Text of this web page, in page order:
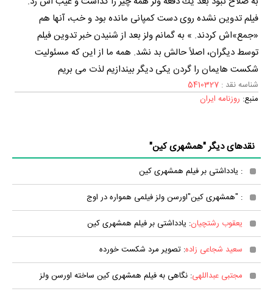
فیلم تدوین نشده روی دست كمپانی مانده بود و خب، آنها هم
«جمع»اش كردند. » به گمانم ولز بعد از شنیدن خبر تدوین فیلم
توسط دیگران، اصلاً حالش بد نشد. همه ما از این كه مسئولیت
شكست هایمان را گردن یكی دیگر بیندازیم لذت می بریم
شناسه نقد : 5410327
منبع: روزنامه ایران
نقدهای دیگر "همشهری کین"
: یادداشتی بر فیلم همشهری کین
: "همشهری کین"اورسن ولز فیلمی همواره در اوج
یعقوب رشتچیان: یادداشتی بر فیلم همشهری کین
سعید شجاعی زاده: تصوير مرد شكست خورده
مجتبی عبداللهی: نگاهی به فیلم همشهری كین ساخته اورسن ولز